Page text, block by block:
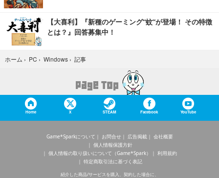
【大喜利】『新種のゲーミング“蚊”が登場！ その特徴
とは？』回答募集中！
ホーム › PC › Windows › 記事
Home X STEAM Facebook YouTube
Game*Sparkについて お問合せ 広告掲載
会社概要
個人情報保護方針
個人情報の取り扱いについて（Game*Spark）
利用規約
特定商取引法に基づく表記
紹介した商品/サービスを購入、契約した場合に、